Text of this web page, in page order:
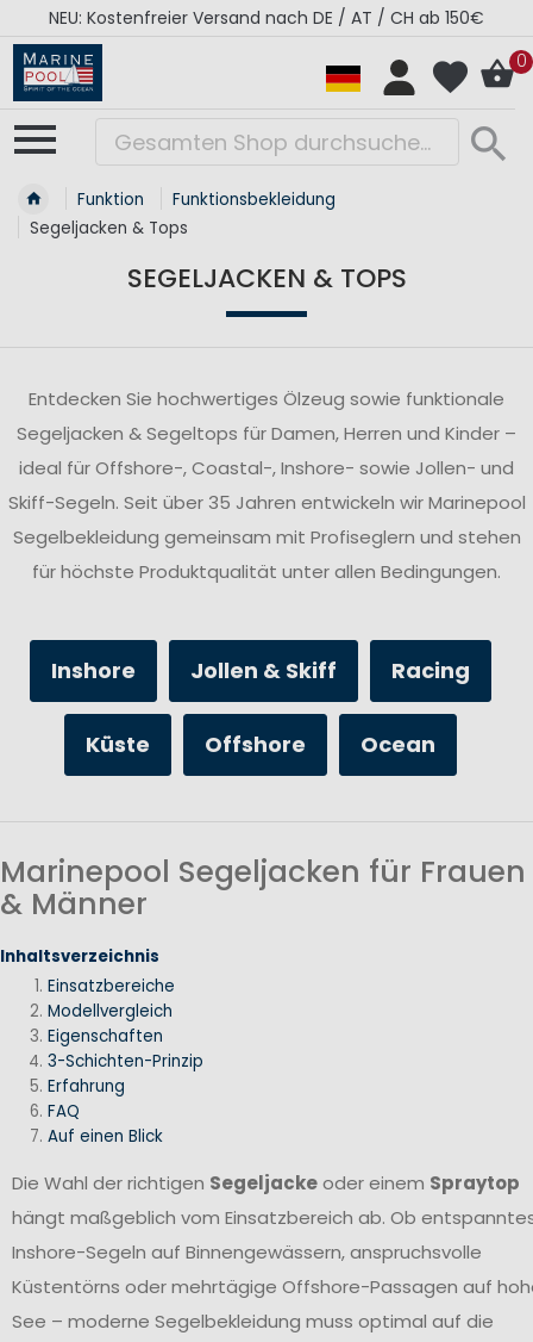
RÉGATES ROYALES Kollektion - Super Sale
0
Funktion
Funktionsbekleidung
Segeljacken & Tops
SEGELJACKEN & TOPS
Entdecken Sie hochwertiges Ölzeug sowie funktionale
Segeljacken & Segeltops für Damen, Herren und Kinder –
ideal für Offshore-, Coastal-, Inshore- sowie Jollen- und
Skiff-Segeln. Seit über 35 Jahren entwickeln wir Marinepool
Segelbekleidung gemeinsam mit Profiseglern und stehen
für höchste Produktqualität unter allen Bedingungen.
Inshore Jollen & Skiff Racing
Küste Offshore Ocean
Marinepool Segeljacken für Frauen
& Männer
Inhaltsverzeichnis
Einsatzbereiche
Modellvergleich
Eigenschaften
3-Schichten-Prinzip
Erfahrung
FAQ
Auf einen Blick
Die Wahl der richtigen Segeljackeoder einem Spraytop
hängt maßgeblich vom Einsatzbereich ab. Ob
Inshore-Segeln auf Binnengewässern, anspruchsvolle
Küstentörns oder mehrtägige Offshore-Passagen auf
See – moderne Segelbekleidung muss optimal auf die